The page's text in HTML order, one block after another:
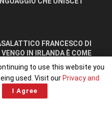
FRANCESCO DI
IN IRLANDA È COME
to use this website you
used. Visit our Privacy and
I Agree